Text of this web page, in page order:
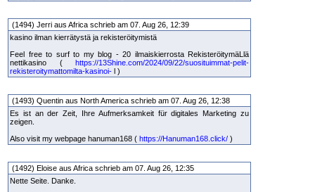
(1494) Jerri aus Africa schrieb am 07. Aug 26, 12:39
kasino ilman kierrätystä ja rekisteröitymistä
Feel free to surf to my blog - 20 ilmaiskierrosta RekisteröitymäLlä
nettikasino ( https://13Shine.com/2024/09/22/suosituimmat-pelit-
rekisteroitymattomilta-kasinoi- l )
(1493) Quentin aus North America schrieb am 07. Aug 26, 12:38
Es ist an der Zeit, Ihre Aufmerksamkeit für digitales Marketing zu
zeigen.
Also visit my webpage hanuman168 ( https://Hanuman168.click/ )
(1492) Eloise aus Africa schrieb am 07. Aug 26, 12:35
Nette Seite. Danke.